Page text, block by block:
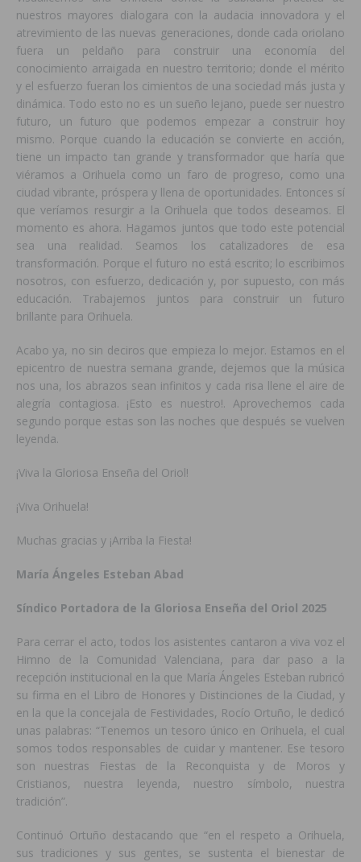
nuestros mayores dialogara con la audacia innovadora y el
atrevimiento de las nuevas generaciones, donde cada oriolano
fuera un peldaño para construir una economía del
conocimiento arraigada en nuestro territorio; donde el mérito
y el esfuerzo fueran los cimientos de una sociedad más justa y
dinámica. Todo esto no es un sueño lejano, puede ser nuestro
futuro, un futuro que podemos empezar a construir hoy
mismo. Porque cuando la educación se convierte en acción,
tiene un impacto tan grande y transformador que haría que
viéramos a Orihuela como un faro de progreso, como una
ciudad vibrante, próspera y llena de oportunidades. Entonces sí
que veríamos resurgir a la Orihuela que todos deseamos. El
momento es ahora. Hagamos juntos que todo este potencial
sea una realidad. Seamos los catalizadores de esa
transformación. Porque el futuro no está escrito; lo escribimos
nosotros, con esfuerzo, dedicación y, por supuesto, con más
educación. Trabajemos juntos para construir un futuro
brillante para Orihuela.
Acabo ya, no sin deciros que empieza lo mejor. Estamos en el
epicentro de nuestra semana grande, dejemos que la música
nos una, los abrazos sean infinitos y cada risa llene el aire de
alegría contagiosa. ¡Esto es nuestro!. Aprovechemos cada
segundo porque estas son las noches que después se vuelven
leyenda.
¡Viva la Gloriosa Enseña del Oriol!
¡Viva Orihuela!
Muchas gracias y ¡Arriba la Fiesta!
María Ángeles Esteban Abad
Síndico Portadora de la Gloriosa Enseña del Oriol 2025
Para cerrar el acto, todos los asistentes cantaron a viva voz el
Himno de la Comunidad Valenciana, para dar paso a la
recepción institucional en la que María Ángeles Esteban rubricó
su firma en el Libro de Honores y Distinciones de la Ciudad, y
en la que la concejala de Festividades, Rocío Ortuño, le dedicó
unas palabras: “Tenemos un tesoro único en Orihuela, el cual
somos todos responsables de cuidar y mantener. Ese tesoro
son nuestras Fiestas de la Reconquista y de Moros y
Cristianos, nuestra leyenda, nuestro símbolo, nuestra
tradición”.
Continuó Ortuño destacando que “en el respeto a Orihuela,
sus tradiciones y sus gentes, se sustenta el bienestar de